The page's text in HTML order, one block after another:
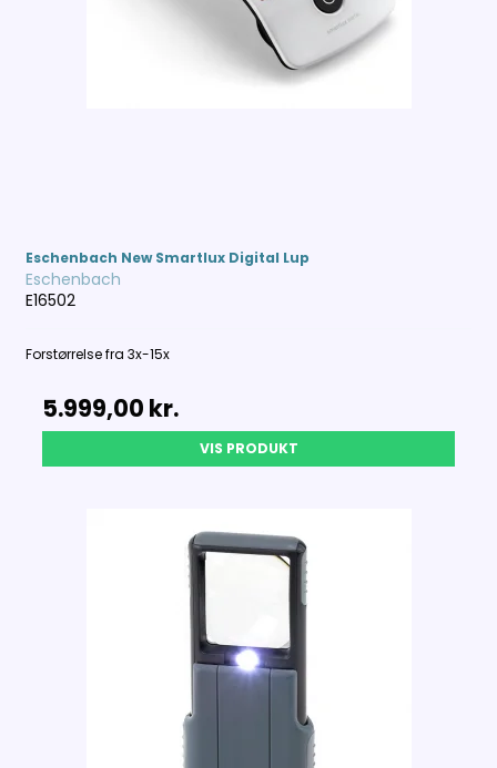
Eschenbach New Smartlux Digital Lup
Eschenbach
E16502
Forstørrelse fra 3x-15x
5.999,00 kr.
VIS PRODUKT